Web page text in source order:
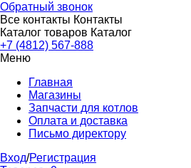
Обратный звонок
Все контакты Контакты
Каталог товаров Каталог
+7 (4812) 567-888
Меню
Главная
Магазины
Запчасти для котлов
Оплата и доставка
Письмо директору
Вход/Регистрация